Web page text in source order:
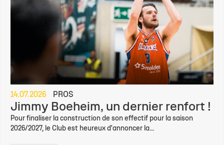
14.07.2026 PROS
Jimmy Boeheim, un dernier renfort !
Pour finaliser la construction de son effectif pour la saison
2026/2027, le Club est heureux d'annoncer la...